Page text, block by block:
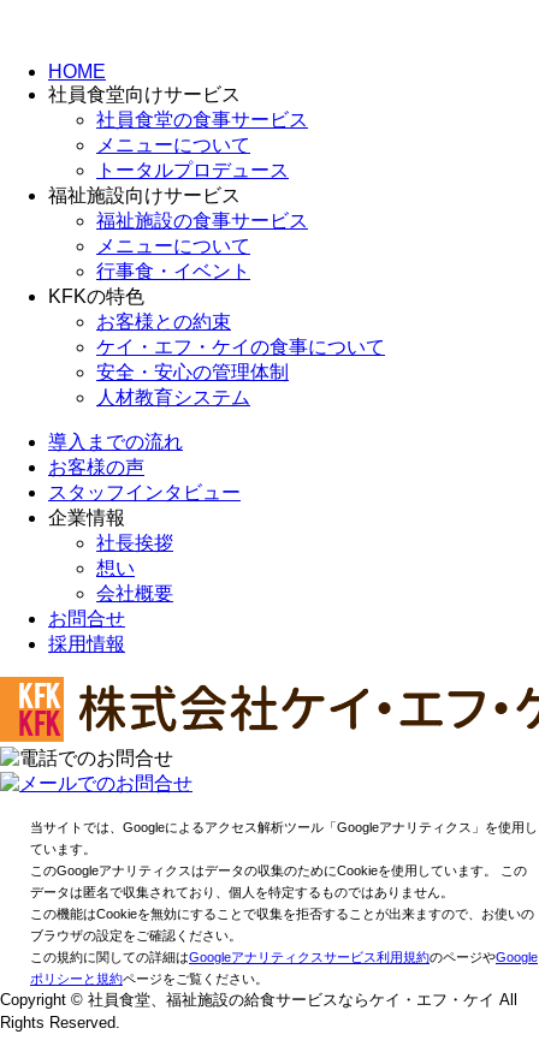
HOME
社員食堂向けサービス
社員食堂の食事サービス
メニューについて
トータルプロデュース
福祉施設向けサービス
福祉施設の食事サービス
メニューについて
行事食・イベント
KFKの特色
お客様との約束
ケイ・エフ・ケイの食事について
安全・安心の管理体制
人材教育システム
導入までの流れ
お客様の声
スタッフインタビュー
企業情報
社長挨拶
想い
会社概要
お問合せ
採用情報
当サイトでは、Googleによるアクセス解析ツール「Googleアナリティクス」を使用し
ています。
このGoogleアナリティクスはデータの収集のためにCookieを使用しています。 この
データは匿名で収集されており、個人を特定するものではありません。
この機能はCookieを無効にすることで収集を拒否することが出来ますので、お使いの
ブラウザの設定をご確認ください。
この規約に関しての詳細はGoogleアナリティクスサービス利用規約のページやGoogle
ポリシーと規約ページをご覧ください。
Copyright © 社員食堂、福祉施設の給食サービスならケイ・エフ・ケイ All
Rights Reserved.